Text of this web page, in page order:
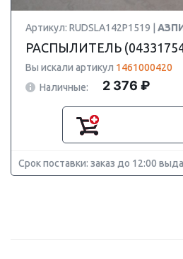
Артикул: RUDSLA142P1519 |
РАСПЫЛИТЕЛЬ
Вы искали артикул 1461000420
Наличные:
2 376 ₽
Срок поставки: заказ до 12:00